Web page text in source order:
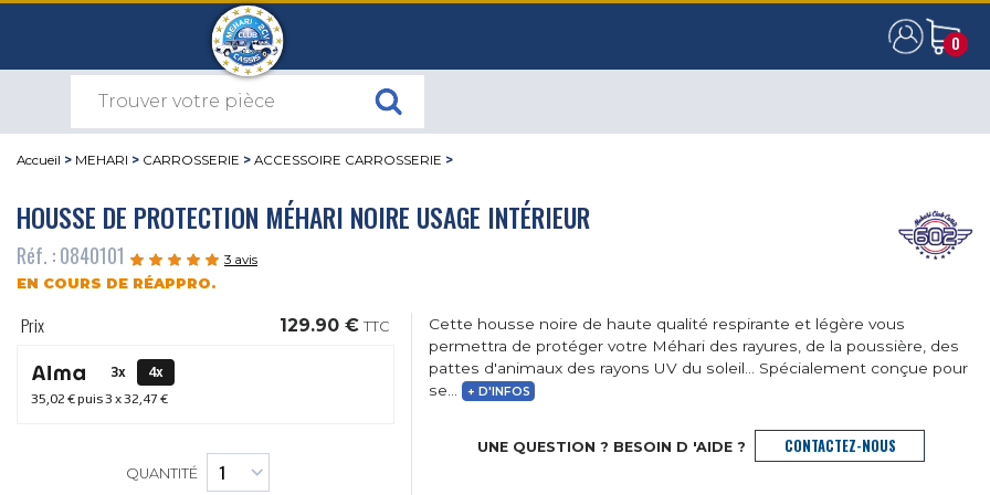
0
0
Accueil > MEHARI > CARROSSERIE > ACCESSOIRE CARROSSERIE >
HOUSSE DE PROTECTION MÉHARI NOIRE USAGE INTÉRIEUR
Réf. : 0840101 3 avis
EN COURS DE RÉAPPRO.
Prix 129.90 € TTC
3x
4x
35,02 €puis 3 x32,47 €
QUANTITÉ
Cette housse noire de haute qualité respirante et légère vous
permettra de protéger votre Méhari des rayures, de la poussière, des
pattes d'animaux des rayons UV du soleil… Spécialement conçue pour
se... + D'INFOS
UNE QUESTION ? BESOIN D 'AIDE ? CONTACTEZ-NOUS